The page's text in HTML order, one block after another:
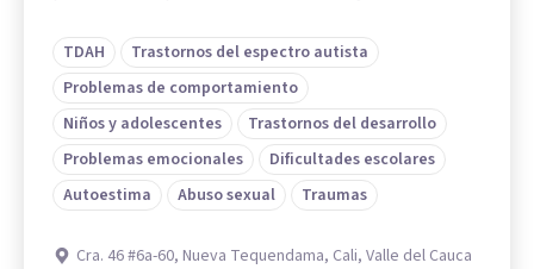
TDAH
Trastornos del espectro autista
Problemas de comportamiento
Niños y adolescentes
Trastornos del desarrollo
Problemas emocionales
Dificultades escolares
Autoestima
Abuso sexual Traumas
Cra. 46 #6a-60, Nueva Tequendama, Cali, Valle del Cauca